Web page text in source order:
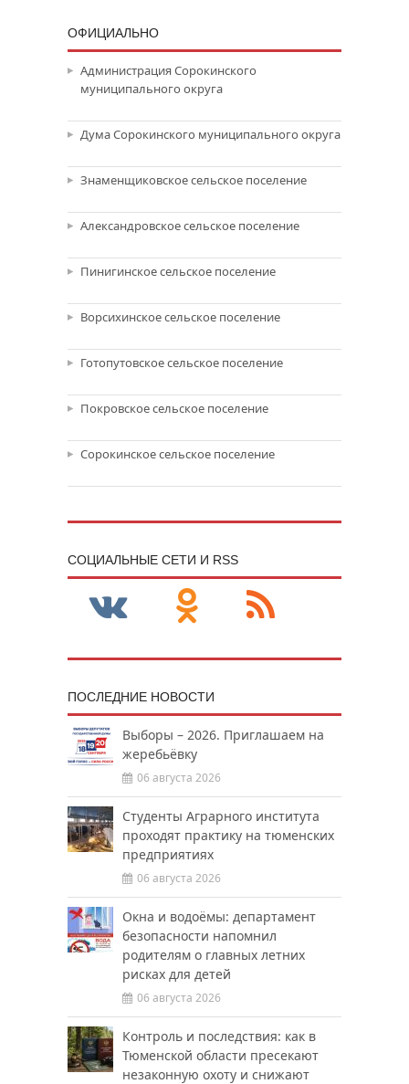
ОФИЦИАЛЬНО
Администрация Сорокинского
муниципального округа
Дума Сорокинского муниципального округа
Знаменщиковское сельское поселение
Александровское сельское поселение
Пинигинское сельское поселение
Ворсихинское сельское поселение
Готопутовское сельское поселение
Покровское сельское поселение
Сорокинское сельское поселение
CОЦИАЛЬНЫЕ СЕТИ И RSS
ПОСЛЕДНИЕ НОВОСТИ
Выборы – 2026. Приглашаем на
жеребьёвку
06 августа 2026
Студенты Аграрного института
проходят практику на тюменских
предприятиях
06 августа 2026
Окна и водоёмы: департамент
безопасности напомнил
родителям о главных летних
рисках для детей
06 августа 2026
Контроль и последствия: как в
Тюменской области пресекают
незаконную охоту и снижают